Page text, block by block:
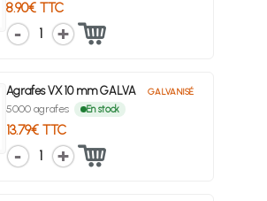
8.90€ TTC
1
Agrafes VX 10 mm GALVA GALVANISÉ
5000 agrafes En stock
13.79€ TTC
1